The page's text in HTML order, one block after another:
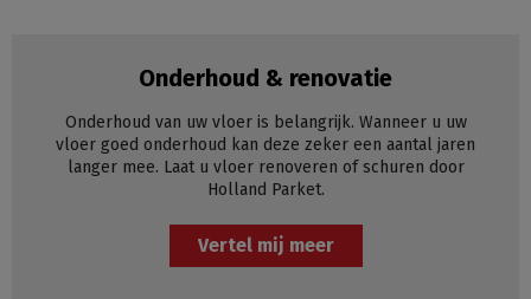
Onderhoud & renovatie
Onderhoud van uw vloer is belangrijk. Wanneer u uw
vloer goed onderhoud kan deze zeker een aantal jaren
langer mee. Laat u vloer renoveren of schuren door
Holland Parket.
Vertel mij meer